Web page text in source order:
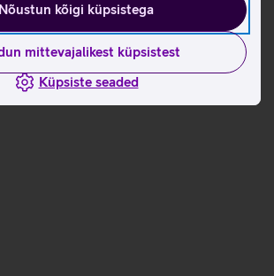
Nõustun kõigi küpsistega
mittevajalikest küpsistest
Küpsiste seaded